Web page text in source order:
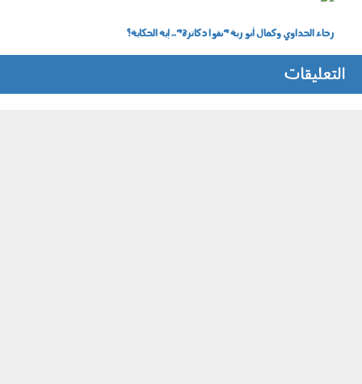
رجاء الجداوي وكمال أبو رية "بقوا دكاترة".. إيه الحكاية؟
التعليقات